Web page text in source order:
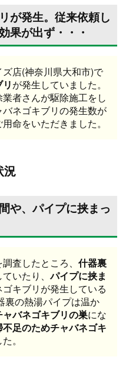
が発生。従来依頼し
果が出ず・・・
店(神奈川県大和市)で
が発生していました。
者さんが駆除施工をし
ネゴキブリの発生数が
命をいただきました。
況
や、パイプに挟まっ
査したところ、 什器裏
ていたり、パイプに挟ま
キブリが発生している
裏の熱湯パイプは温か
バネゴキブリの巣にな
不足のためチャバネゴキ
。